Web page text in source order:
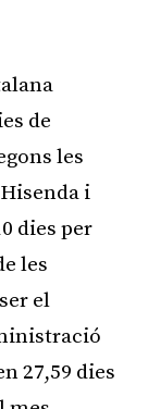
de
les
i
dies per
les
el
27,59 dies